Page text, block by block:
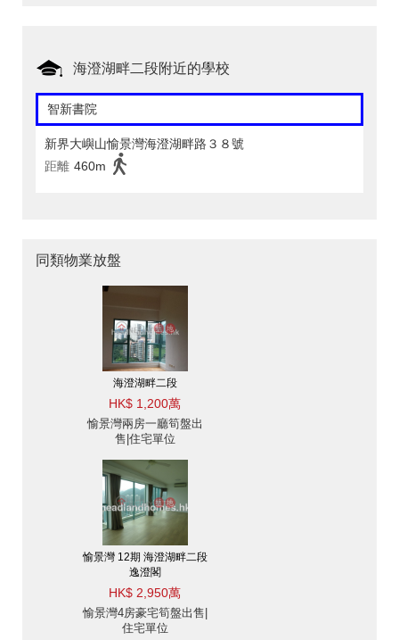
海澄湖畔二段附近的學校
智新書院
新界大嶼山愉景灣海澄湖畔路３８號
距離 460m
同類物業放盤
海澄湖畔二段
HK$ 1,200萬
愉景灣兩房一廳筍盤出
售|住宅單位
愉景灣 12期 海澄湖畔二段
逸澄閣
HK$ 2,950萬
愉景灣4房豪宅筍盤出售|
住宅單位